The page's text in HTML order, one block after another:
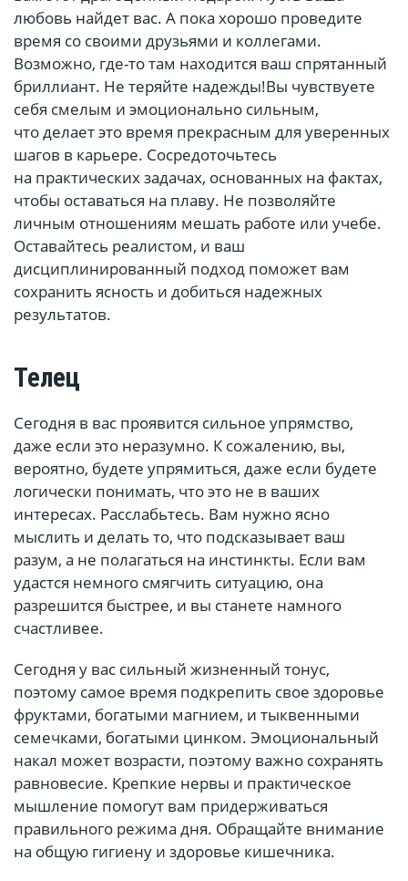
любовь найдет вас. А пока хорошо проведите
время со своими друзьями и коллегами.
Возможно, где-то там находится ваш спрятанный
бриллиант. Не теряйте надежды!Вы чувствуете
себя смелым и эмоционально сильным,
что делает это время прекрасным для уверенных
шагов в карьере. Сосредоточьтесь
на практических задачах, основанных на фактах,
чтобы оставаться на плаву. Не позволяйте
личным отношениям мешать работе или учебе.
Оставайтесь реалистом, и ваш
дисциплинированный подход поможет вам
сохранить ясность и добиться надежных
результатов.
Телец
Сегодня в вас проявится сильное упрямство,
даже если это неразумно. К сожалению, вы,
вероятно, будете упрямиться, даже если будете
логически понимать, что это не в ваших
интересах. Расслабьтесь. Вам нужно ясно
мыслить и делать то, что подсказывает ваш
разум, а не полагаться на инстинкты. Если вам
удастся немного смягчить ситуацию, она
разрешится быстрее, и вы станете намного
счастливее.
Сегодня у вас сильный жизненный тонус,
поэтому самое время подкрепить свое здоровье
фруктами, богатыми магнием, и тыквенными
семечками, богатыми цинком. Эмоциональный
накал может возрасти, поэтому важно сохранять
равновесие. Крепкие нервы и практическое
мышление помогут вам придерживаться
правильного режима дня. Обращайте внимание
на общую гигиену и здоровье кишечника.